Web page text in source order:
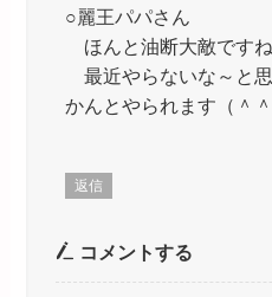
○麗王パパさん
ほんと油断大敵ですね
最近やらないな～と
かんとやられます（＾＾
返信
コメントする